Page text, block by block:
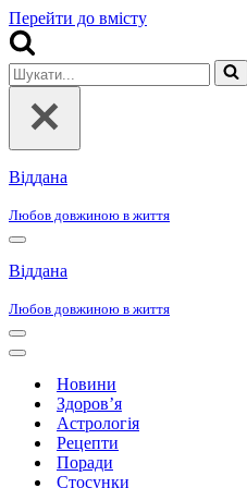
Перейти до вмісту
Шукати...
Віддана
Любов довжиною в життя
Меню
навігації
Віддана
Любов довжиною в життя
Меню
навігації
Меню
навігаціїНовини
Здоров’я
Астрологія
Рецепти
Поради
Стосунки